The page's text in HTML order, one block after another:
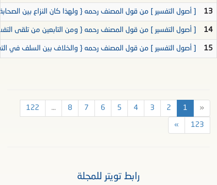
13 [ أصول التفسير ] من قول المصنف رحمه { ولهذا كان النزاع بين
14 [ أصول التفسير ] من قول المصنف رحمه { ومن التابعين من تلقى
15 [ أصول التفسير ] من قول المصنف رحمه { والخلاف بين السلف في
«
1
2
3
4
5
6
7
8
...
122
123
»
رابط تويتر للمجلة